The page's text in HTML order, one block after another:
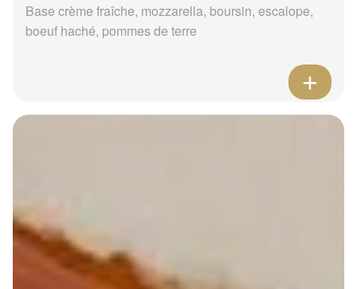
Base crème fraîche, mozzarella, boursin, escalope,
boeuf haché, pommes de terre